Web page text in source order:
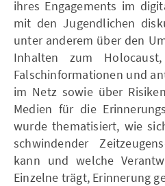
ihres Engagements im
mit den Jugendlichen
unter anderem über den
Inhalten zum
Falschinformationen und
im Netz sowie über
Medien für die
wurde thematisiert, wie
schwindender
kann und welche
Einzelne trägt, Erinnerung